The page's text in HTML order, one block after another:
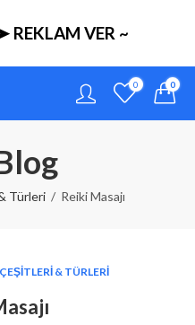
REKLAM VER ~
0 0
Türleri Reiki Masajı
& TÜRLERI